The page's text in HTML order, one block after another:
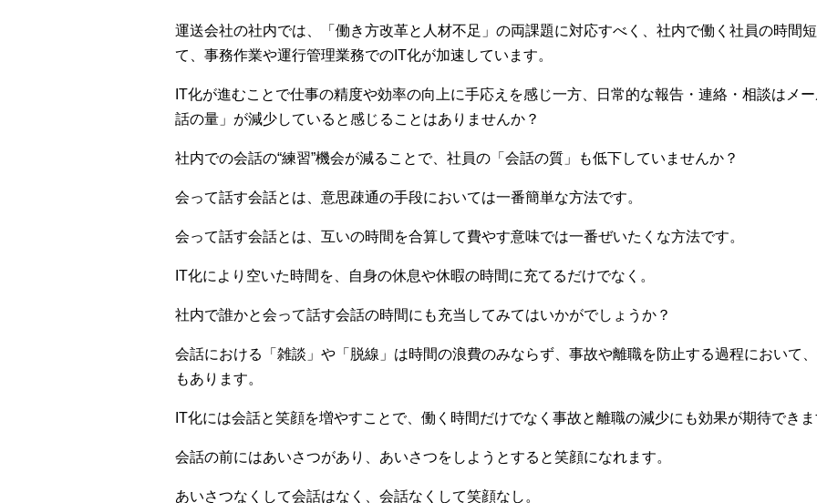
運送会社の社内では、「働き方改革と人材不足」の両課題に対応すべく、社内で働く社員の時間
て、事務作業や運行管理業務でのIT化が加速しています。
IT化が進むことで仕事の精度や効率の向上に手応えを感じ一方、日常的な報告・連絡・相談はメ
話の量」が減少していると感じることはありませんか？
社内での会話の“練習”機会が減ることで、社員の「会話の質」も低下していませんか？
会って話す会話とは、意思疎通の手段においては一番簡単な方法です。
会って話す会話とは、互いの時間を合算して費やす意味では一番ぜいたくな方法です。
IT化により空いた時間を、自身の休息や休暇の時間に充てるだけでなく。
社内で誰かと会って話す会話の時間にも充当してみてはいかがでしょうか？
会話における「雑談」や「脱線」は時間の浪費のみならず、事故や離職を防止する過程において
もあります。
IT化には会話と笑顔を増やすことで、働く時間だけでなく事故と離職の減少にも効果が期待できま
会話の前にはあいさつがあり、あいさつをしようとすると笑顔になれます。
あいさつなくして会話はなく、会話なくして笑顔なし。